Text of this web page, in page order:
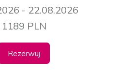
- 22.08.2026
1189 PLN
Rezerwuj